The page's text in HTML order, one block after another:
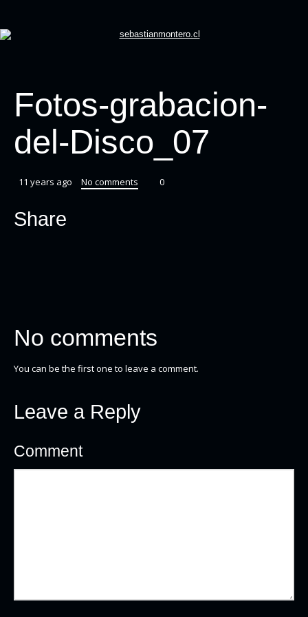
Fotos-grabacion-
del-Disco_07
11 years ago No comments 0
Share
No comments
You can be the first one to leave a comment.
Leave a Reply
Comment